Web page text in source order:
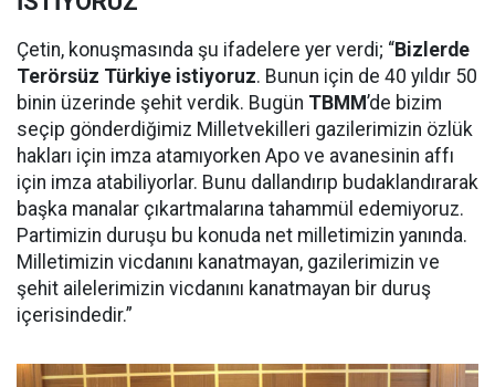
Çetin, konuşmasında şu ifadelere yer verdi; “Bizlerde
Terörsüz Türkiye istiyoruz. Bunun için de 40 yıldır 50
binin üzerinde şehit verdik. Bugün TBMM’de bizim
seçip gönderdiğimiz Milletvekilleri gazilerimizin özlük
hakları için imza atamıyorken Apo ve avanesinin affı
için imza atabiliyorlar. Bunu dallandırıp budaklandırarak
başka manalar çıkartmalarına tahammül edemiyoruz.
Partimizin duruşu bu konuda net milletimizin yanında.
Milletimizin vicdanını kanatmayan, gazilerimizin ve
şehit ailelerimizin vicdanını kanatmayan bir duruş
içerisindedir.”